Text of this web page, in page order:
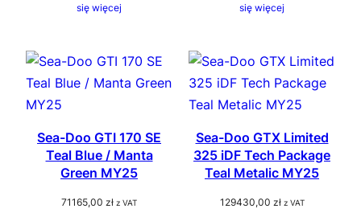
się więcej
się więcej
Sea-Doo GTI 170 SE
Teal Blue / Manta
Green MY25
71165,00 zł z VAT
Sea-Doo GTX Limited
325 iDF Tech Package
Teal Metalic MY25
129430,00 zł z VAT